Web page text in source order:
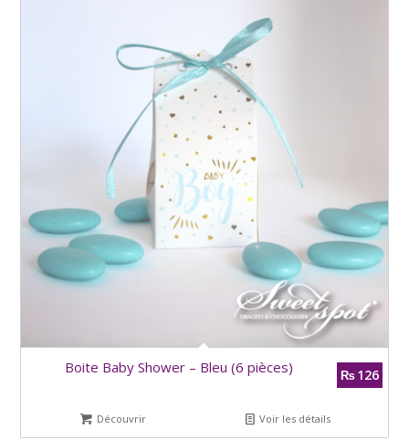
Boite Baby Shower – Bleu (6 pièces) ₨126
Découvrir Voir les détails